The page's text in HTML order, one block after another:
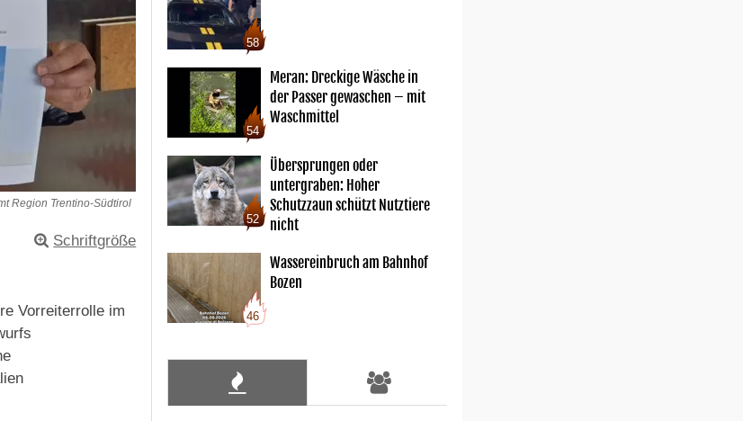
Region Trentino-Südtirol
Schriftgröße
Vorreiterrolle im
58
54
Meran: Dreckige Wäsche in
der Passer gewaschen – mit
Waschmittel
52
Übersprungen oder
untergraben: Hoher
Schutzzaun schützt Nutztiere
nicht
46
Wassereinbruch am Bahnhof
Bozen